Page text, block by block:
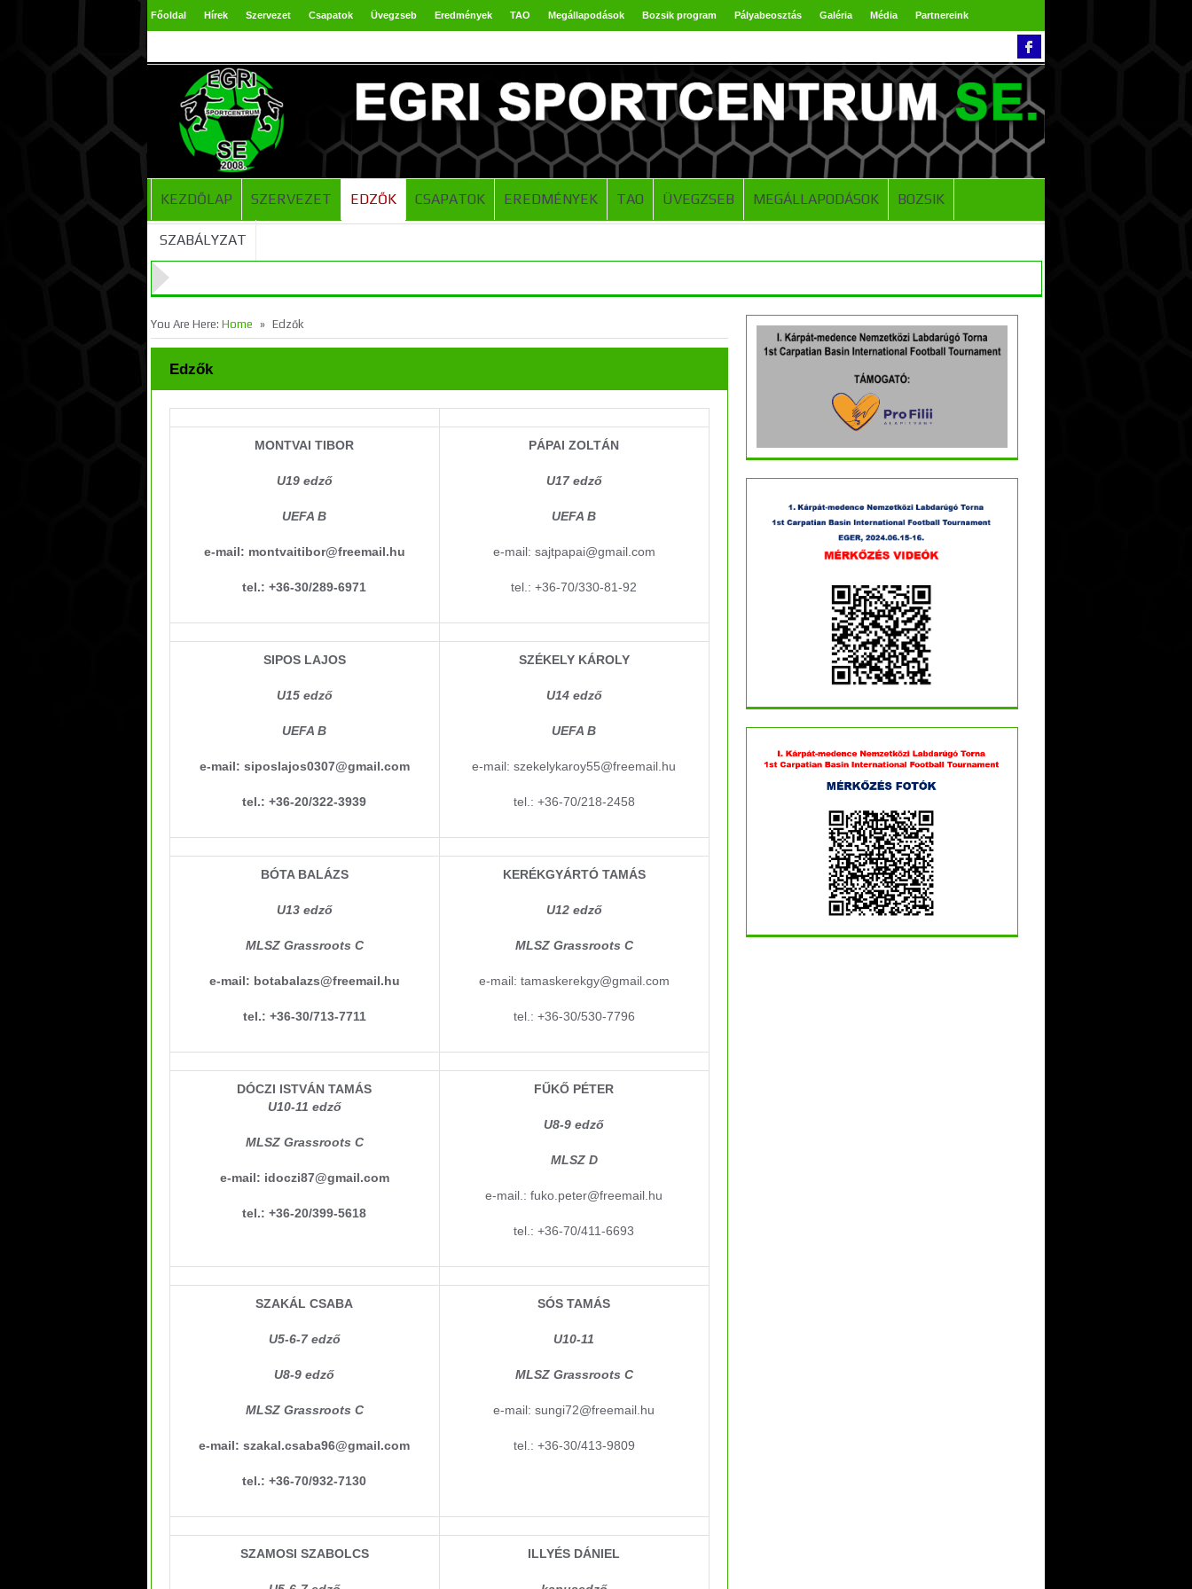
Főoldal Hírek Szervezet Csapatok Üvegzseb Eredmények TAO Megállapodások Bozsik program Pályabeosztás Galéria Média Partnereink
KEZDŐLAP SZERVEZET EDZŐK CSAPATOK EREDMÉNYEK TAO ÜVEGZSEB MEGÁLLAPODÁSOK BOZSIK
SZABÁLYZAT
You Are Here: Home » Edzők
Edzők
MONTVAI TIBOR
U19 edző
UEFA B
e-mail: montvaitibor@freemail.hu
tel.: +36-30/289-6971
PÁPAI ZOLTÁN
U17 edző
UEFA B
e-mail: sajtpapai@gmail.com
tel.: +36-70/330-81-92
SIPOS LAJOS
U15 edző
UEFA B
e-mail: siposlajos0307@gmail.com
tel.: +36-20/322-3939
SZÉKELY KÁROLY
U14 edző
UEFA B
e-mail: szekelykaroy55@freemail.hu
tel.: +36-70/218-2458
BÓTA BALÁZS
U13 edző
MLSZ Grassroots C
e-mail: botabalazs@freemail.hu
tel.: +36-30/713-7711
KERÉKGYÁRTÓ TAMÁS
U12 edző
MLSZ Grassroots C
e-mail: tamaskerekgy@gmail.com
tel.: +36-30/530-7796
DÓCZI ISTVÁN TAMÁS
U10-11 edző
MLSZ Grassroots C
e-mail: idoczi87@gmail.com
tel.: +36-20/399-5618
FŰKŐ PÉTER
U8-9 edző
MLSZ D
e-mail.: fuko.peter@freemail.hu
tel.: +36-70/411-6693
SZAKÁL CSABA
U5-6-7 edző
U8-9 edző
MLSZ Grassroots C
e-mail: szakal.csaba96@gmail.com
tel.: +36-70/932-7130
SÓS TAMÁS
U10-11
MLSZ Grassroots C
e-mail: sungi72@freemail.hu
tel.: +36-30/413-9809
SZAMOSI SZABOLCS ILLYÉS DÁNIEL